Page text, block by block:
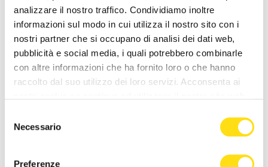
analizzare il nostro traffico. Condividiamo inoltre
informazioni sul modo in cui utilizza il nostro sito con i
nostri partner che si occupano di analisi dei dati web,
pubblicità e social media, i quali potrebbero combinarle
con altre informazioni che ha fornito loro o che hanno
raccolto dal suo utilizzo dei loro servizi. Acconsenta ai
delNecessario
Preferenze
ASUGI: firmato l’accordo fondi 2025.
Risultati concreti su pagamenti e
organizzazione lavoro
Redazione 22 Aprile 2026